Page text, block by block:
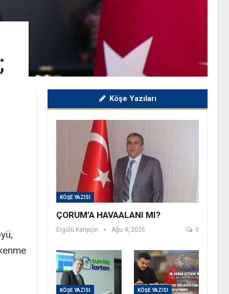
Köşe Yazıları
KÖŞE YAZISI
ÇORUM’A HAVAALANI MI?
Ergülü Karipçin Ağu 4, 2026 0
KÖŞE YAZISI KÖŞE YAZISI